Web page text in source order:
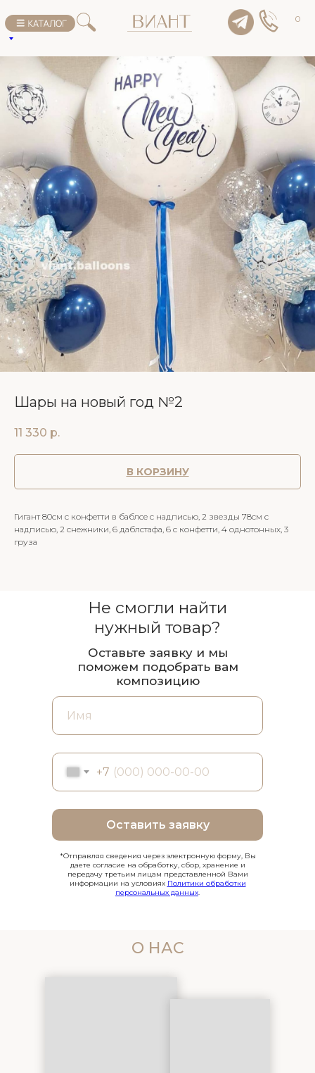
0
Шары на новый год №2
11 330 р.
В КОРЗИНУ
Гигант 80см с конфетти в баблсе с надписью, 2 звезды 78см с
надписью, 2 снежники, 6 даблстафа, 6 с конфетти, 4 однотонных, 3
груза
+7
Оставить заявку
Не смогли найти
нужный товар?
Оставьте заявку и мы
поможем подобрать вам
композицию
*Отправляя сведения через электронную форму, Вы
даете согласие на обработку, сбор, хранение и
передачу третьим лицам представленной Вами
информации на условиях Политики обработки
персональных данных.
О НАС